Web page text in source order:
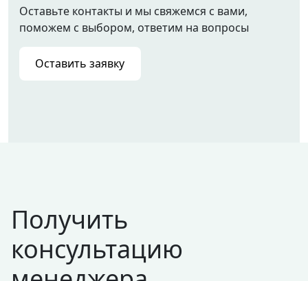
Оставьте контакты и мы свяжемся с вами,
поможем с выбором, ответим на вопросы
Оставить заявку
Получить
консультацию